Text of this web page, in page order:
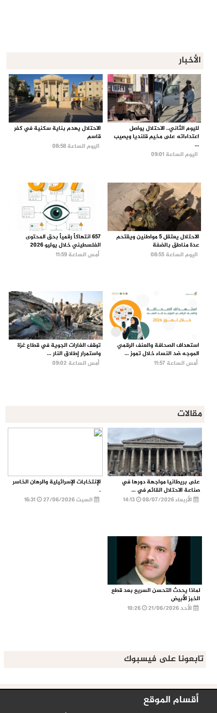
الأخبار
لليوم الثاني.. الاحتلال يواصل
اعتداءاته على مخيم قلنديا ويصيب
...
اليوم الساعة 09:01
الاحتلال يهدم بناية سكنية في كفر
قاسم
اليوم الساعة 08:58
الاحتلال يعتقل 5 مواطنين ويقتحم
عدة مناطق بالضفة
اليوم الساعة 08:55
657 انتهاكاً رقمياً بحق المحتوى
الفلسطيني خلال يوليو 2026
أمس الساعة 11:59
استهداف الصحافة والعنف الرقمي
الموجه ضد النساء خلال تموز ...
أمس الساعة 11:57
توقف الغارات الجوية في قطاع غزة
واستمرار إطلاق النار ...
أمس الساعة 09:02
مقالات
على بريطانيا مواجهة دورها في
صناعة الاحتلال القائم في ...
الأربعاء 08/07/2026
الإنتخابات الإسرائيلية والرهان الخاسر
.
السبت 27/06/2026
16:31
لماذا يحدث التحسن السريع بعد قطع
الخبز الأبيض
الأحد 21/06/2026
تابعونا على فيسبوك
أقسام الموقع